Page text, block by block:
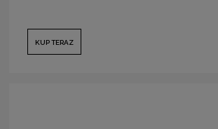
KUP TERAZ